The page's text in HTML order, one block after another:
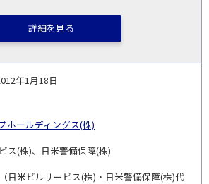
詳細を見る
年1月18日
ホールディングス(株)
ス(株)、日米警備保障(株)
日米ビルサービス(株)・日米警備保障(株)代